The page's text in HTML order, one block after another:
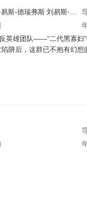
斯-德瑞弗斯 刘易斯·普尔曼
英雄团队——“二代黑寡妇
阱后，这群已不抱有幻